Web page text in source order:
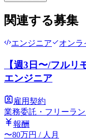
関連する募集
エンジニア オンラ
【週3日〜/フル
エンジニア
雇用契約
業務委託・フリーラン
報酬
〜80万円 / 人月